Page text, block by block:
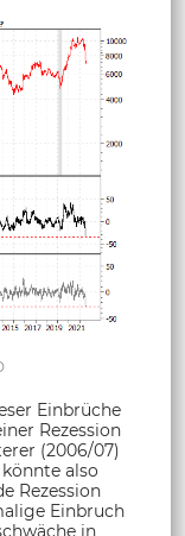
Einbrüche
Rezession
(2006/07)
also
Rezession
Einbruch
in